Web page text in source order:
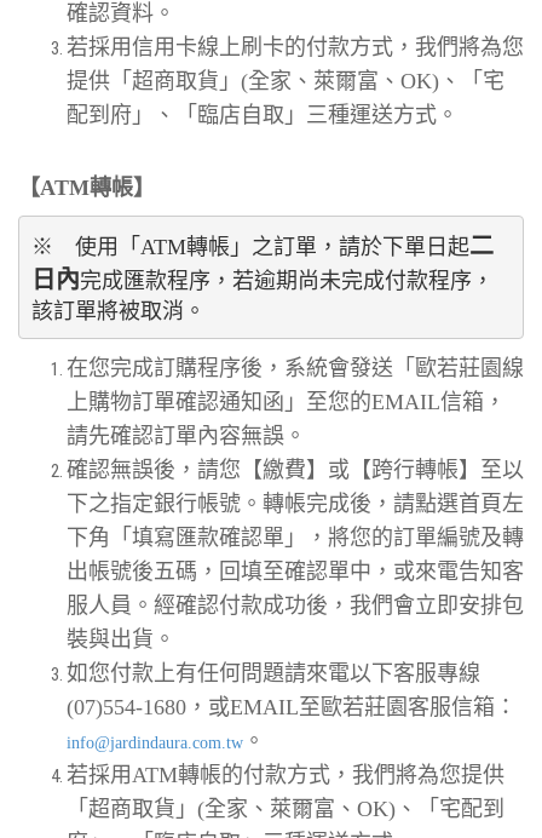
確認資料。
若採用信用卡線上刷卡的付款方式，我們將為您
提供「超商取貨」(全家、萊爾富、OK)、「宅
配到府」、「臨店自取」三種運送方式。
【ATM轉帳】
※　使用「ATM轉帳」之訂單，請於下單日起二
日 內完成匯款程序，若逾期尚未完成付款程序，
在您完成訂購程序後，系統會發送「歐若莊園線
上購物訂單確認通知函」至您的EMAIL信箱，
請先確認訂單內容無誤。
確認無誤後，請您【繳費】或【跨行轉帳】至以
下之指定銀行帳號。轉帳完成後，請點選首頁左
下角「填寫匯款確認單」，將您的訂單編號及轉
出帳號後五碼，回填至確認單中，或來電告知客
服人員。經確認付款成功後，我們會立即安排包
裝與出貨。
如您付款上有任何問題請來電以下客服專線
(07)554-1680，或EMAIL至歐若莊園客服信箱：
info@jardindaura.com.tw 。
若採用ATM轉帳的付款方式，我們將為您提供
「超商取貨」(全家、萊爾富、OK)、「宅配到